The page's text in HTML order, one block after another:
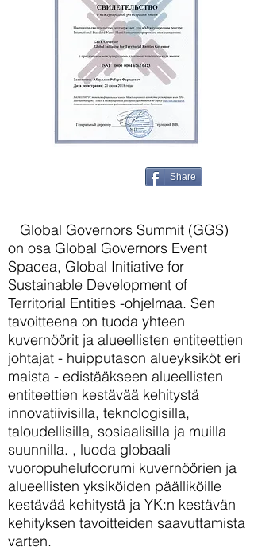
Share
Global Governors Summit (GGS)
on osa Global Governors Event
Spacea, Global Initiative for
Sustainable Development of
Territorial Entities -ohjelmaa. Sen
tavoitteena on tuoda yhteen
kuvernöörit ja alueellisten entiteettien
johtajat - huipputason alueyksiköt eri
maista - edistääkseen alueellisten
entiteettien kestävää kehitystä
innovatiivisilla, teknologisilla,
taloudellisilla, sosiaalisilla ja muilla
suunnilla. , luoda globaali
vuoropuhelufoorumi kuvernöörien ja
alueellisten yksiköiden päälliköille
kestävää kehitystä ja YK:n kestävän
kehityksen tavoitteiden saavuttamista
varten.